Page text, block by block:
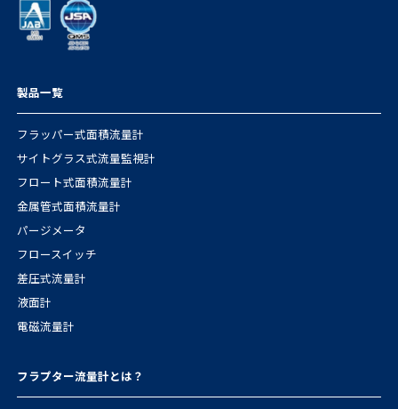
製品一覧
フラッパー式面積流量計
サイトグラス式流量監視計
フロート式面積流量計
金属管式面積流量計
パージメータ
フロースイッチ
差圧式流量計
液面計
電磁流量計
フラプター流量計とは？